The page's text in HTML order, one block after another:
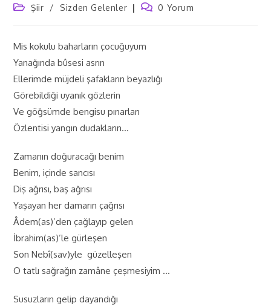
Şiir
/ Sizden Gelenler 0 Yorum
Mis kokulu baharların çocuğuyum
Yanağında bûsesi asrın
Ellerimde müjdeli şafakların beyazlığı
Görebildiği uyanık gözlerin
Ve göğsümde bengisu pınarları
Özlentisi yangın dudakların…
Zamanın doğuracağı benim
Benim, içinde sancısı
Diş ağrısı, baş ağrısı
Yaşayan her damarın çağrısı
Âdem(as)’den çağlayıp gelen
İbrahim(as)’le gürleşen
Son Nebî(sav)yle güzelleşen
O tatlı sağrağın zamâne çeşmesiyim …
Susuzların gelip dayandığı